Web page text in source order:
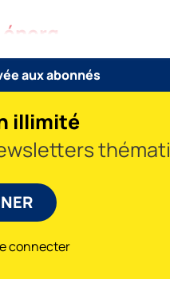
aux abonnés
illimité
connecter